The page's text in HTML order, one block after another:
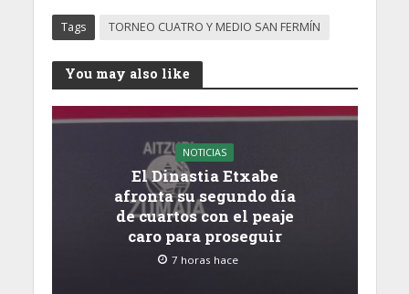
Tags TORNEO CUATRO Y MEDIO SAN FERMÍN
You may also like
NOTICIAS
El Dinastia Etxabe
afronta su segundo día
de cuartos con el peaje
caro para proseguir
7 horas hace